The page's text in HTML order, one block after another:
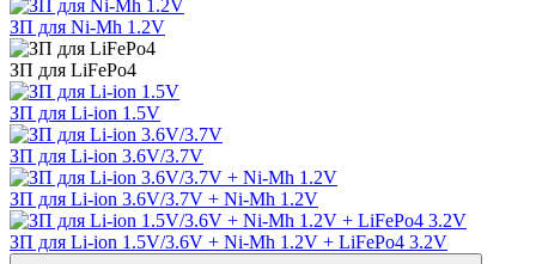
ЗП для Ni-Mh 1.2V
ЗП для LiFePo4
ЗП для Li-ion 1.5V
ЗП для Li-ion 3.6V/3.7V
ЗП для Li-ion 3.6V/3.7V + Ni-Mh 1.2V
ЗП для Li-ion 1.5V/3.6V + Ni-Mh 1.2V + LiFePo4 3.2V